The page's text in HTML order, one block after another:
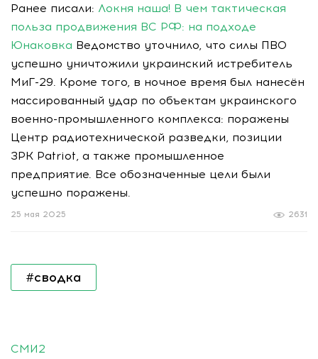
Ранее писали: Локня наша! В чем тактическая
польза продвижения ВС РФ: на подходе
Юнаковка Ведомство уточнило, что силы ПВО
успешно уничтожили украинский истребитель
МиГ-29. Кроме того, в ночное время был нанесён
массированный удар по объектам украинского
военно-промышленного комплекса: поражены
Центр радиотехнической разведки, позиции
ЗРК Patriot, а также промышленное
предприятие. Все обозначенные цели были
успешно поражены.
2631
25 мая 2025
#сводка
СМИ2